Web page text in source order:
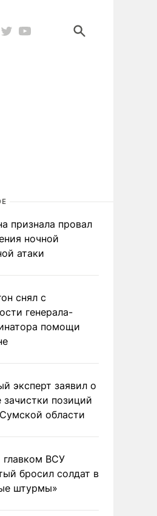
признала провал
ночной
атаки
снял с
генерала-
помощи
эксперт заявил о
зачистки позиций
области
ВСУ
бросил солдат в
штурмы»